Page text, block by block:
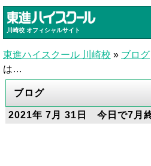
川崎校 オフィシャルサイト
東進ハイスクール 川崎校 » ブログ
は…
ブログ
2021年 7月 31日 今日で7月